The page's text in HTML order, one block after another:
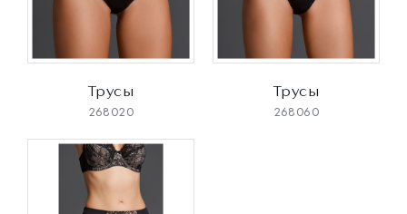
Трусы
268020
Трусы
268060